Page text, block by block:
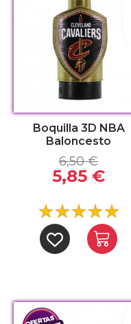
Boquilla 3D NBA
Baloncesto
6,50 €
5,85 €